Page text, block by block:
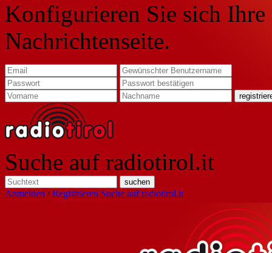
Konfigurieren Sie sich
Nachrichtenseite.
Suche auf radiotirol.it
Anmelden /Registrieren Suche auf radiotirol.it